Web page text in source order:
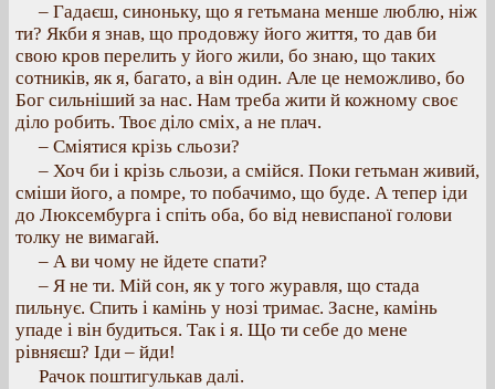
– Гадаєш, синоньку, що я гетьмана менше люблю, ніж
ти? Якби я знав, що продовжу його життя, то дав би
свою кров перелить у його жили, бо знаю, що таких
сотників, як я, багато, а він один. Але це неможливо, бо
Бог сильніший за нас. Нам треба жити й кожному своє
діло робить. Твоє діло сміх, а не плач.
– Сміятися крізь сльози?
– Хоч би і крізь сльози, а смійся. Поки гетьман живий,
сміши його, а помре, то побачимо, що буде. А тепер іди
до Люксембурга і спіть оба, бо від невиспаної голови
толку не вимагай.
– А ви чому не йдете спати?
– Я не ти. Мій сон, як у того журавля, що стада
пильнує. Спить і камінь у нозі тримає. Засне, камінь
упаде і він будиться. Так і я. Що ти себе до мене
рівняєш? Іди – йди!
Рачок поштигулькав далі.